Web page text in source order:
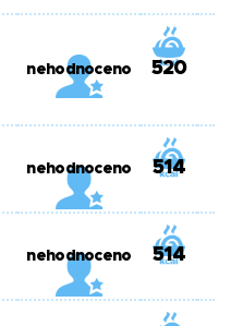
nehodnoceno 520
nehodnoceno 514
nehodnoceno 514